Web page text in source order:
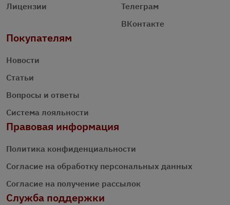
Лицензии
Телеграм
ВКонтакте
Покупателям
Новости
Статьи
Вопросы и ответы
Система лояльности
Правовая информация
Политика конфиденциальности
Согласие на обработку персональных данных
Согласие на получение рассылок
Служба поддержки